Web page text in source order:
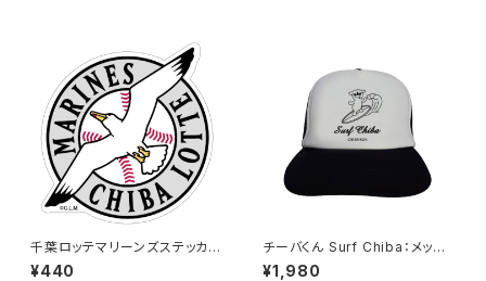
千葉ロッテマリーンズステッカー
15
¥440
チーバくん Surf Chiba：メッシ
ュキャップ（Bホワイト）
¥1,980